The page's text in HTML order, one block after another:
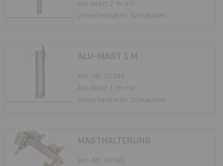
Alu-Mast 2 m mit
unverlierbaren Schrauben
ALU-MAST 1 M
Art.-Nr. 01749
Alu-Mast 1 m mit
unverlierbaren Schrauben
MASTHALTERUNG
Art.-Nr. 01765